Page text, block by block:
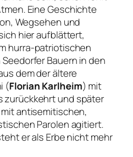
Eine Geschichte
Wegsehen und
hier aufblättert,
hurra-patriotischen
Bauern in den
dem der ältere
(Florian Karlheim) mit
zurückkehrt und später
antisemitischen,
Parolen agitiert.
er als Erbe nicht mehr